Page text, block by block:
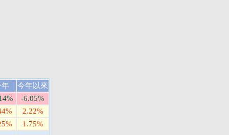
年
今年以來
-6.05%
2.22%
1.75%